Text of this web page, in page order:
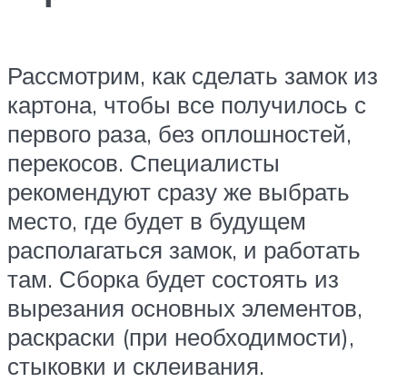
Рассмотрим, как сделать замок из
картона, чтобы все получилось с
первого раза, без оплошностей,
перекосов. Специалисты
рекомендуют сразу же выбрать
место, где будет в будущем
располагаться замок, и работать
там. Сборка будет состоять из
вырезания основных элементов,
раскраски (при необходимости),
стыковки и склеивания.